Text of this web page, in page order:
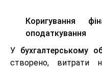
Коригування
оподаткування
У бухгалтерському
створено, витрати